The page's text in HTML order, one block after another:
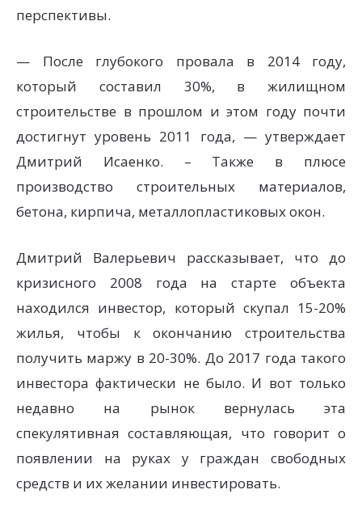
перспективы.
— После глубокого провала в 2014 году,
который составил 30%, в жилищном
строительстве в прошлом и этом году почти
достигнут уровень 2011 года, — утверждает
Дмитрий Исаенко. – Также в плюсе
производство строительных материалов,
бетона, кирпича, металлопластиковых окон.
Дмитрий Валерьевич рассказывает, что до
кризисного 2008 года на старте объекта
находился инвестор, который скупал 15-20%
жилья, чтобы к окончанию строительства
получить маржу в 20-30%. До 2017 года такого
инвестора фактически не было. И вот только
недавно на рынок вернулась эта
спекулятивная составляющая, что говорит о
появлении на руках у граждан свободных
средств и их желании инвестировать.